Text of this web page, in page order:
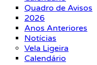
Quadro de Avisos
2026
Anos Anteriores
Notícias
Vela Ligeira
Calendário